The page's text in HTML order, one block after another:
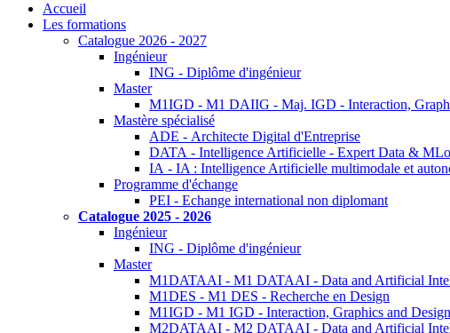
Accueil
Les formations
Catalogue 2026 - 2027
Ingénieur
ING - Diplôme d'ingénieur
Master
M1IGD - M1 DAIIG - Maj. IGD - Interaction,
Mastère spécialisé
ADE - Architecte Digital d'Entreprise
DATA - Intelligence Artificielle - Expert Data &
IA - IA : Intelligence Artificielle multimodale et
Programme d'échange
PEI - Echange international non diplomant
Catalogue 2025 - 2026
Ingénieur
ING - Diplôme d'ingénieur
Master
M1DATAAI - M1 DATAAI - Data and Artificial
M1DES - M1 DES - Recherche en Design
M1IGD - M1 IGD - Interaction, Graphics and Design
M2DATAAI - M2 DATAAI - Data and Artificial